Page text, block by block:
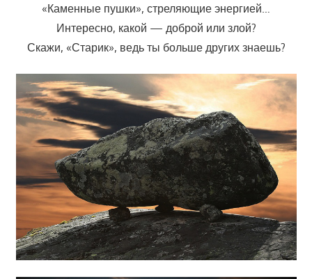
«Каменные пушки», стреляющие энергией…
Интересно, какой — доброй или злой?
Скажи, «Старик», ведь ты больше других знаешь?